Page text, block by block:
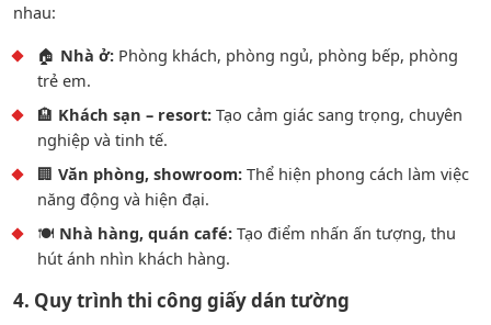
nhau:
🏠 Nhà ở: Phòng khách, phòng ngủ, phòng bếp, phòng
trẻ em.
🏨 Khách sạn – resort: Tạo cảm giác sang trọng, chuyên
nghiệp và tinh tế.
🏢 Văn phòng, showroom: Thể hiện phong cách làm việc
năng động và hiện đại.
🍽️ Nhà hàng, quán café: Tạo điểm nhấn ấn tượng, thu
hút ánh nhìn khách hàng.
4. Quy trình thi công giấy dán tường